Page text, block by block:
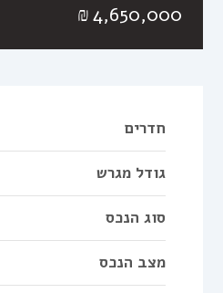
₪ 4,650,000
חדרים
גודל מגרש
סוג הנכס
מצב הנכס